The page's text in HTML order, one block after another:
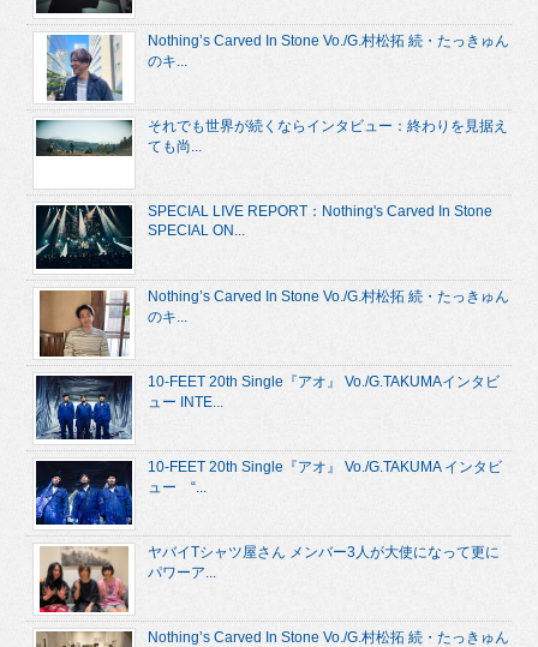
Nothing’s Carved In Stone Vo./G.村松拓 続・たっきゅん
のキ...
それでも世界が続くならインタビュー：終わりを見据え
ても尚...
SPECIAL LIVE REPORT：Nothing's Carved In Stone
SPECIAL ON...
Nothing’s Carved In Stone Vo./G.村松拓 続・たっきゅん
のキ...
10-FEET 20th Single『アオ』 Vo./G.TAKUMAインタビ
ュー INTE...
10-FEET 20th Single『アオ』 Vo./G.TAKUMA インタビ
ュー “...
ヤバイTシャツ屋さん メンバー3人が大使になって更に
パワーア...
Nothing’s Carved In Stone Vo./G.村松拓 続・たっきゅん